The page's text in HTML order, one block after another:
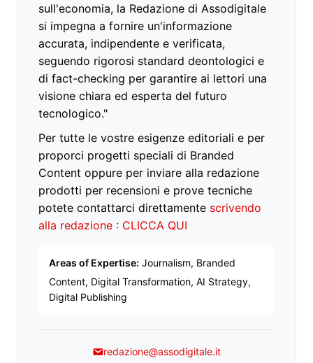
sull'economia, la Redazione di Assodigitale
si impegna a fornire un'informazione
accurata, indipendente e verificata,
seguendo rigorosi standard deontologici e
di fact-checking per garantire ai lettori una
visione chiara ed esperta del futuro
tecnologico."
Per tutte le vostre esigenze editoriali e per
proporci progetti speciali di Branded
Content oppure per inviare alla redazione
prodotti per recensioni e prove tecniche
potete contattarci direttamente scrivendo
alla redazione : CLICCA QUI
Areas of Expertise: Journalism, Branded
Content, Digital Transformation, AI Strategy,
Digital Publishing
redazione@assodigitale.it